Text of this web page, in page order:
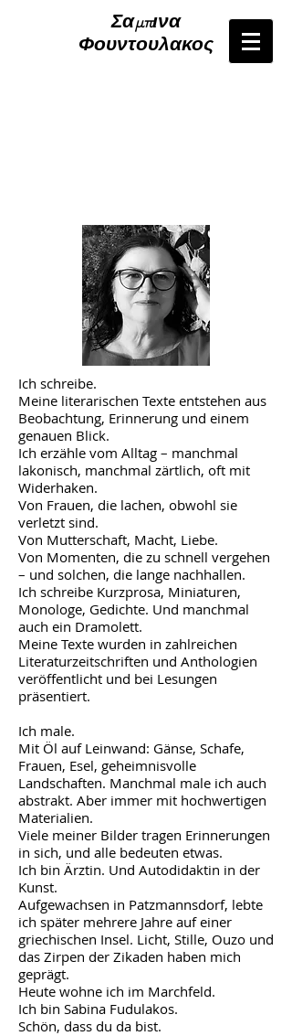
Σαμπινα
Φουντουλακος
Ich schreibe.
Meine literarischen Texte entstehen aus
Beobachtung, Erinnerung und einem
genauen Blick.
Ich erzähle vom Alltag – manchmal
lakonisch, manchmal zärtlich, oft mit
Widerhaken.
Von Frauen, die lachen, obwohl sie
verletzt sind.
Von Mutterschaft, Macht, Liebe.
Von Momenten, die zu schnell vergehen
– und solchen, die lange nachhallen.
Ich schreibe Kurzprosa, Miniaturen,
Monologe, Gedichte. Und manchmal
auch ein Dramolett.
Meine Texte wurden in zahlreichen
Literaturzeitschriften und Anthologien
veröffentlicht und bei Lesungen
präsentiert.
Ich male.
Mit Öl auf Leinwand: Gänse, Schafe,
Frauen, Esel, geheimnisvolle
Landschaften. Manchmal male ich auch
abstrakt. Aber immer mit hochwertigen
Materialien.
Viele meiner Bilder tragen Erinnerungen
in sich, und alle bedeuten etwas.
Ich bin Ärztin. Und Autodidaktin in der
Kunst.
Aufgewachsen in Patzmannsdorf, lebte
ich später mehrere Jahre auf einer
griechischen Insel. Licht, Stille, Ouzo und
das Zirpen der Zikaden haben mich
geprägt.
Heute wohne ich im Marchfeld.
Ich bin Sabina Fudulakos.
Schön, dass du da bist.